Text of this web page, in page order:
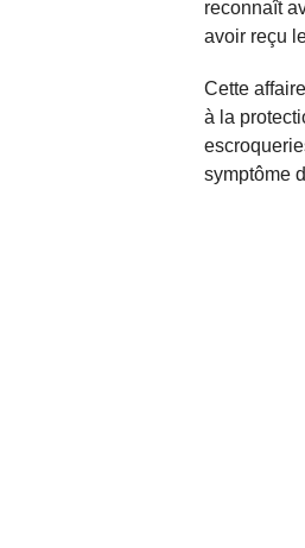
reconnaît
avoir reçu
Cette
à la
symptôme